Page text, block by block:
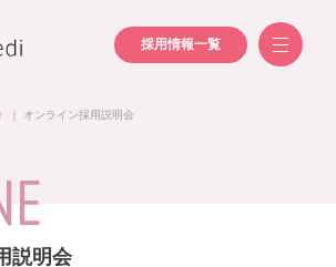
採用情報一覧
オンライン採用説明会
説明会